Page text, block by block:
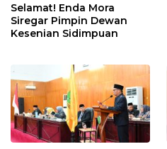
Selamat! Enda Mora
Siregar Pimpin Dewan
Kesenian Sidimpuan